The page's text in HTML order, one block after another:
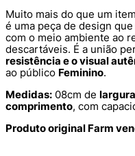
Muito mais do que um
é uma peça de design
com o meio ambiente ao
descartáveis. É a união
resistência e o visual
ao público Feminino.
Medidas: 08cm de largura
comprimento, com
Produto original Farm